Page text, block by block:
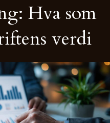
Hva som
verdi